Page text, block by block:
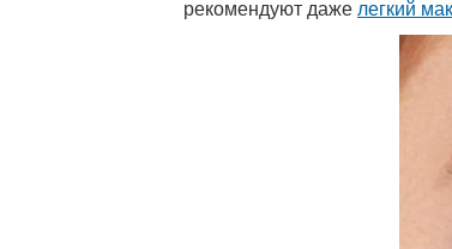
рекомендуют дажелегкий